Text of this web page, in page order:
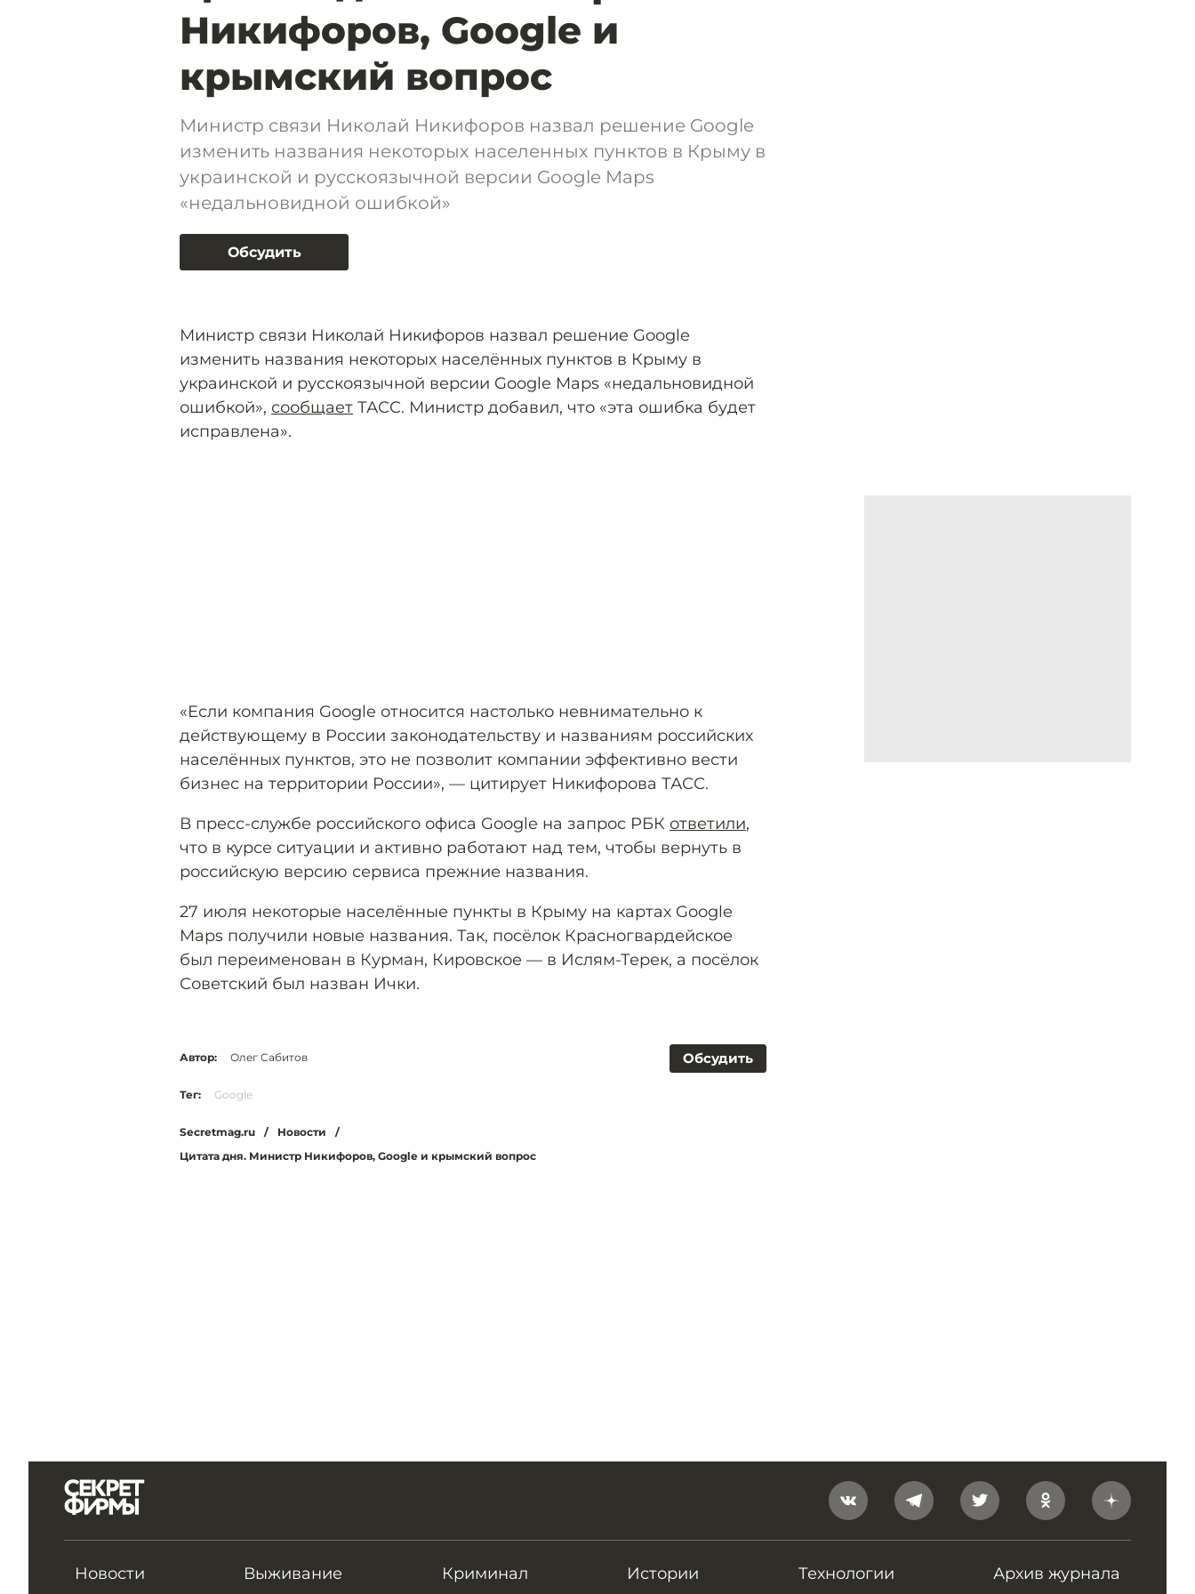
Никифоров, Google и
крымский вопрос
Министр связи Николай Никифоров назвал решение Google
изменить названия некоторых населенных пунктов в Крыму в
украинской и русскоязычной версии Google Maps
«недальновидной ошибкой»
Обсудить
Министр связи Николай Никифоров назвал решение Google
изменить названия некоторых населённых пунктов в Крыму в
украинской и русскоязычной версии Google Maps «недальновидной
ошибкой», сообщает ТАСС. Министр добавил, что «эта ошибка будет
исправлена».
«Если компания Google относится настолько невнимательно к
действующему в России законодательству и названиям российских
населённых пунктов, это не позволит компании эффективно вести
бизнес на территории России», — цитирует Никифорова ТАСС.
В пресс-службе российского офиса Google на запрос РБК ответили,
что в курсе ситуации и активно работают над тем, чтобы вернуть в
российскую версию сервиса прежние названия.
27 июля некоторые населённые пункты в Крыму на картах Google
Maps получили новые названия. Так, посёлок Красногвардейское
был переименован в Курман, Кировское — в Ислям-Терек, а посёлок
Советский был назван Ички.
Обсудить
Автор: Олег Сабитов
Тег: Google
Secretmag.ru / Новости
/
Цитата дня. Министр Никифоров, Google и крымский вопрос
Новости Выживание Криминал Истории Технологии Архив журнала